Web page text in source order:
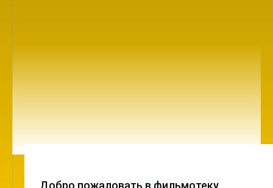
Добро пожаловать в фильмотеку